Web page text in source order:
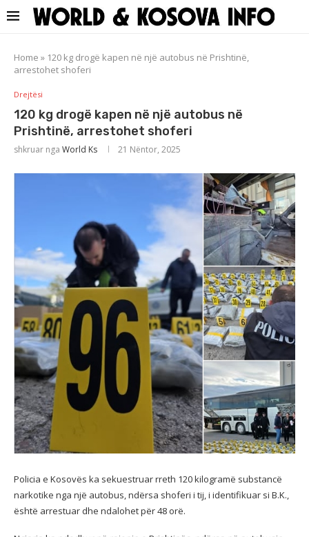
Home » 120 kg drogë kapen në një autobus në Prishtinë,
arrestohet shoferi
Drejtësi
120 kg drogë kapen në një autobus në
Prishtinë, arrestohet shoferi
shkruar nga World Ks 21 Nëntor, 2025
Policia e Kosovës ka sekuestruar rreth 120 kilogramë substancë
narkotike nga një autobus, ndërsa shoferi i tij, i identifikuar si B.K.,
është arrestuar dhe ndalohet për 48 orë.